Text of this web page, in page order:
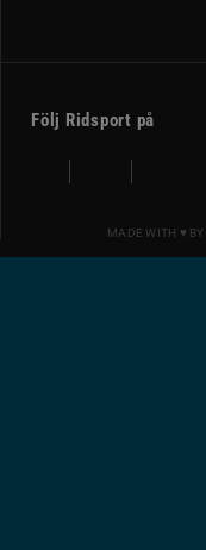
Följ Ridsport på
MADE WITH ♥ BY